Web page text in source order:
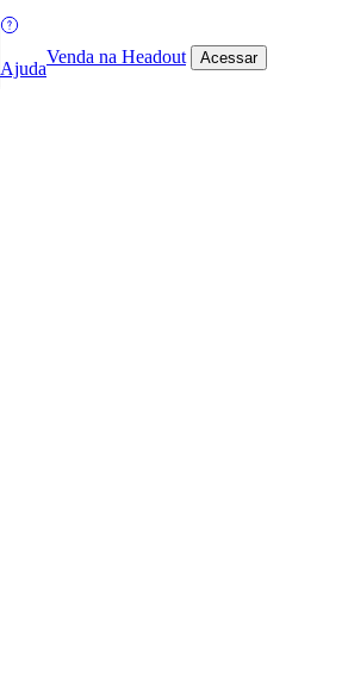
Ajuda
Venda na Headout Acessar